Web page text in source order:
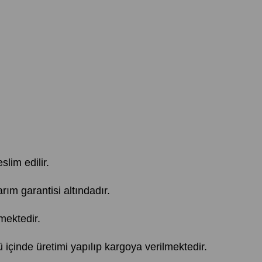
edilir.
garantisi altındadır.
üretimi yapılıp kargoya verilmektedir.